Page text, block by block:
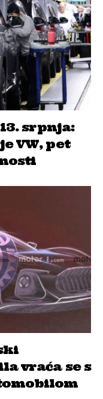
srpnja:
VW, pet
vraća se s